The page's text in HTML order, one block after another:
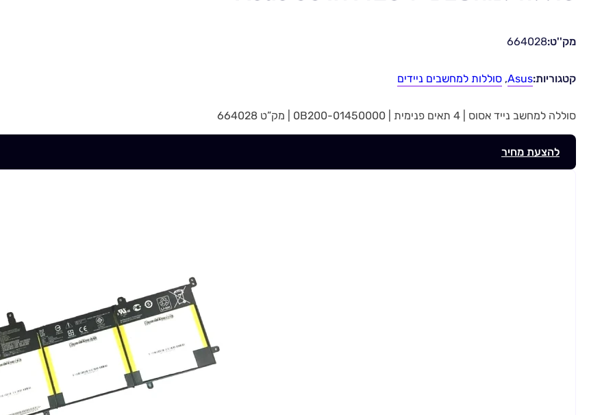
מק''ט:664028
קטגוריות:Asus
, סוללות למחשבים ניידים
סוללה למחשב נייד אסוס | 4 תאים פנימית | 0B200-01450000 | מק”ט 664028
להצעת מחיר